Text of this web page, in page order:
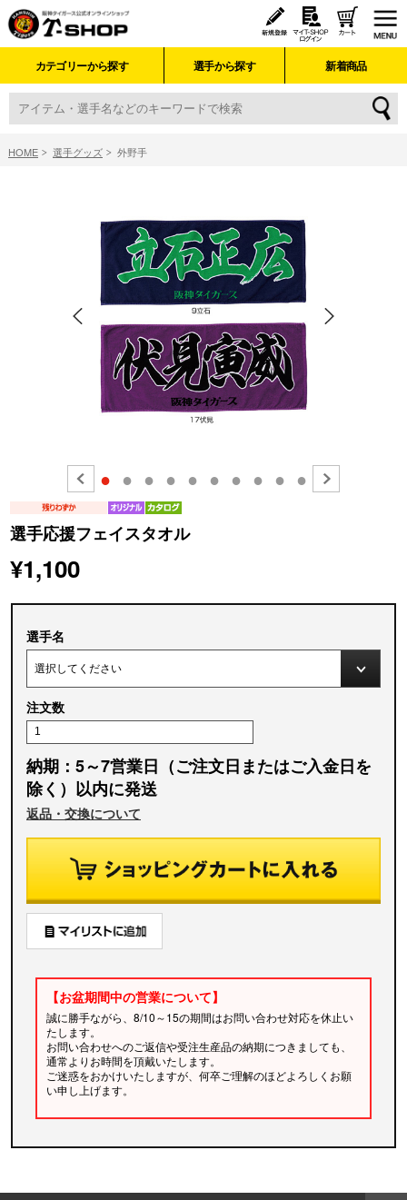
カテゴリーから探す 選手から探す 新着商品
HOME 選手グッズ 外野手
● ● ● ● ● ● ● ● ● ●
選手応援フェイスタオル
¥1,100
選手名
注文数
納期：5～7営業日（ご注文日またはご入金日を
除く）以内に発送
返品・交換について
【お盆期間中の営業について】
誠に勝手ながら、8/10～15の期間はお問い合わせ対応を休止い
たします。
お問い合わせへのご返信や受注生産品の納期につきましても、
通常よりお時間を頂戴いたします。
ご迷惑をおかけいたしますが、何卒ご理解のほどよろしくお願
い申し上げます。